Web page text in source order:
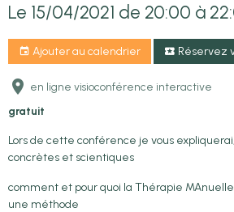
Le 15/04/2021 de 20:00 à
Ajouter au calendrier Réservez
en ligne visioconférence interactive
gratuit
Lors de cette conférence je vous
concrètes et scientiques
comment et pour quoi la Thérapie
une méthode